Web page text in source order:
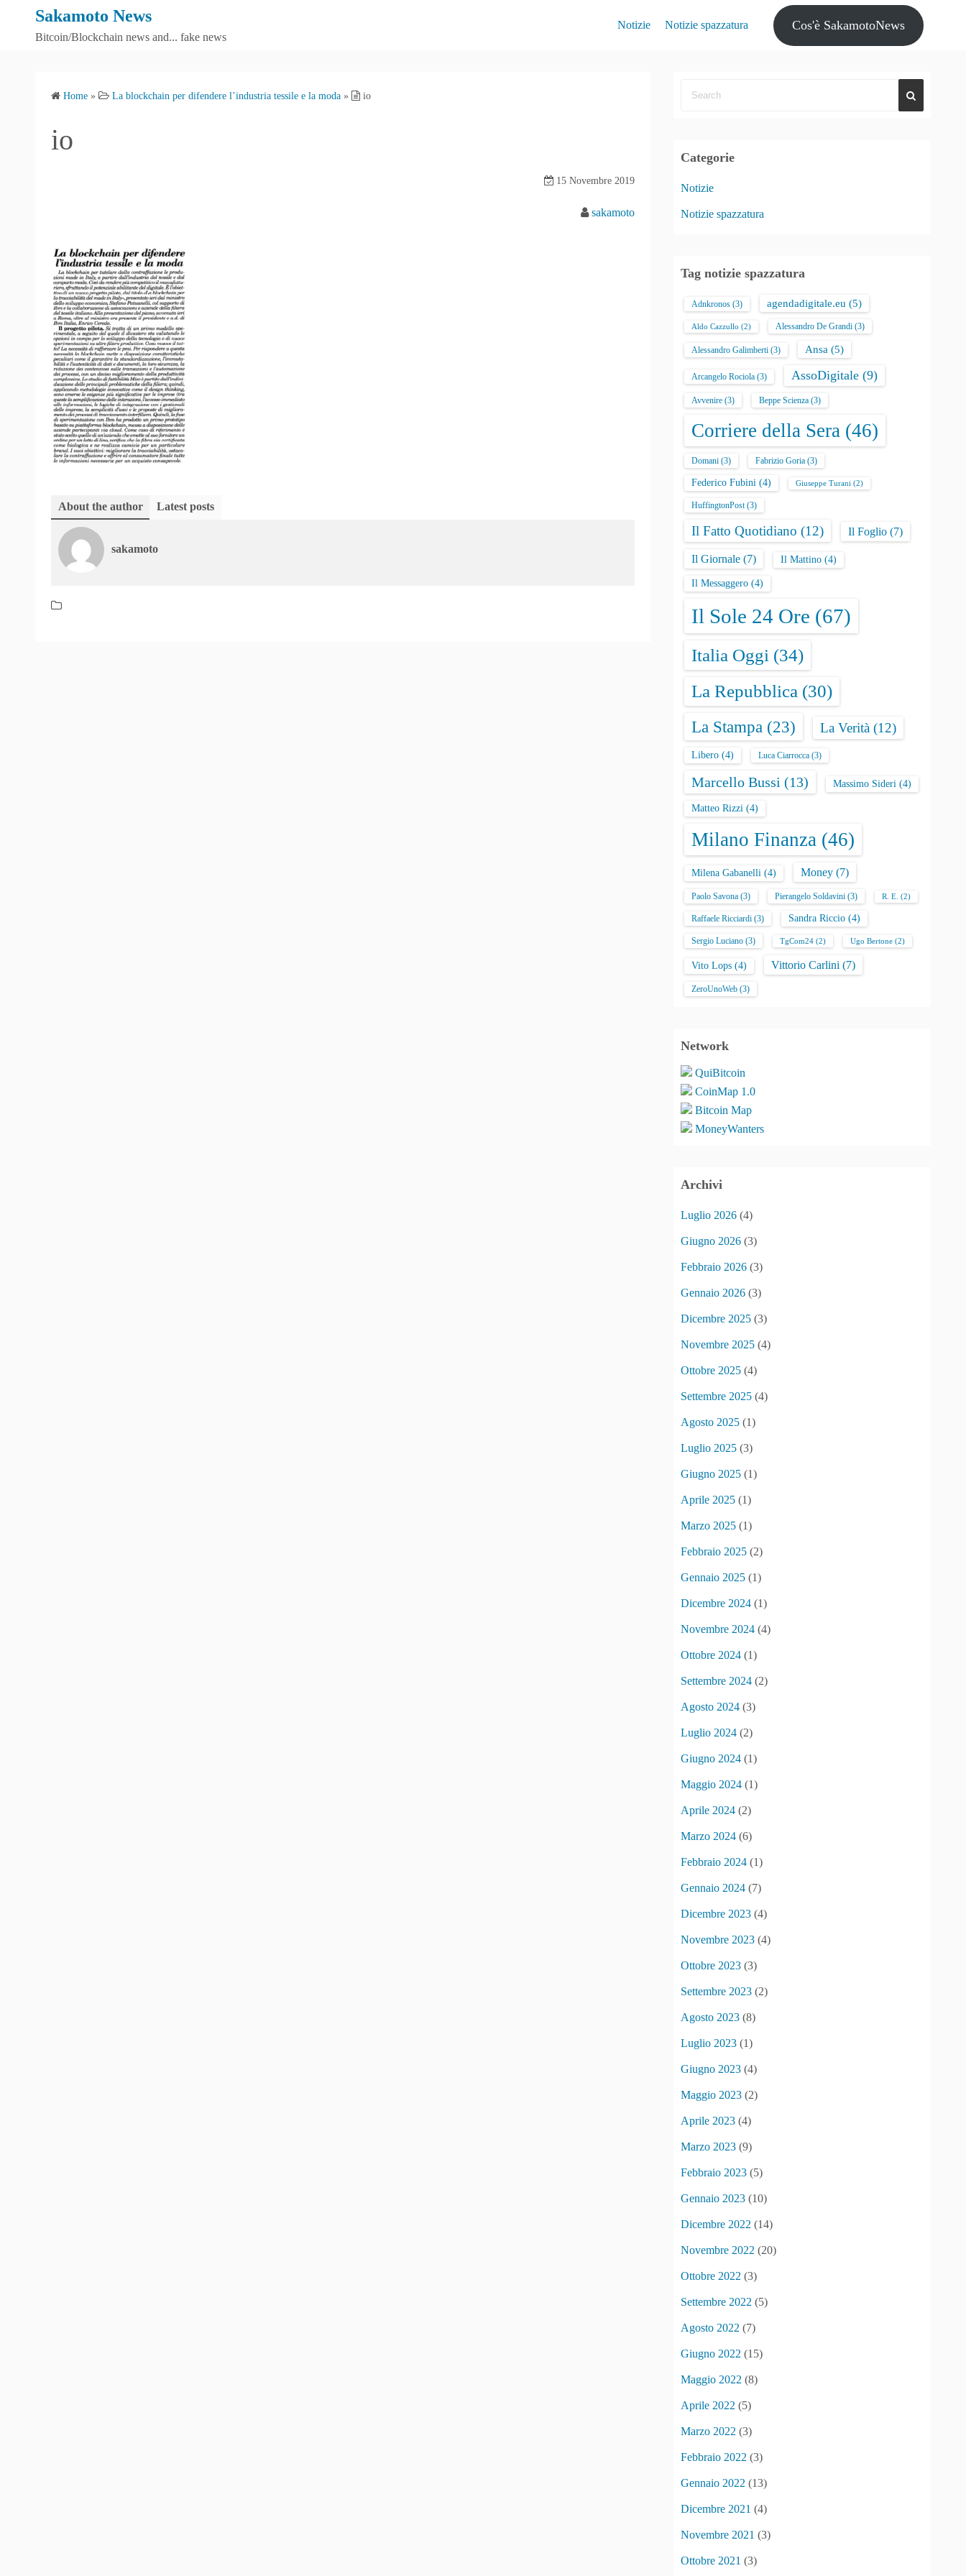
Sakamoto News
Bitcoin/Blockchain news and... fake news
Notizie Notizie spazzatura Cos'è SakamotoNews
Home » La blockchain per difendere l’industria tessile e la moda » io
io
15 Novembre 2019
sakamoto
About the author Latest posts
sakamoto
Categorie
Notizie
Notizie spazzatura
Tag notizie spazzatura
Adnkronos (3) agendadigitale.eu (5)
Aldo Cazzullo (2) Alessandro De Grandi (3)
Alessandro Galimberti (3) Ansa (5)
Arcangelo Rociola (3) AssoDigitale (9)
Avvenire (3) Beppe Scienza (3)
Corriere della Sera (46)
Domani (3) Fabrizio Goria (3)
Federico Fubini (4) Giuseppe Turani (2)
HuffingtonPost(3)
Il Fatto Quotidiano (12) Il Foglio (7)
Il Giornale (7) Il Mattino (4)
Il Messaggero (4)
Il Sole 24 Ore (67)
Italia Oggi (34)
La Repubblica (30)
La Stampa (23) La Verità (12)
Libero (4) Luca Ciarrocca (3)
Marcello Bussi (13) Massimo Sideri (4)
Matteo Rizzi (4)
Milano Finanza (46)
Milena Gabanelli (4) Money (7)
Paolo Savona (3) Pierangelo Soldavini (3) R. E. (2)
Raffaele Ricciardi (3) Sandra Riccio (4)
Sergio Luciano (3) TgCom24 (2) Ugo Bertone (2)
Vito Lops (4) Vittorio Carlini (7)
ZeroUnoWeb (3)
Network
QuiBitcoin
CoinMap 1.0
Bitcoin Map
MoneyWanters
Archivi
Luglio 2026 (4)
Giugno 2026 (3)
Febbraio 2026 (3)
Gennaio 2026 (3)
Dicembre 2025 (3)
Novembre 2025 (4)
Ottobre 2025 (4)
Settembre 2025 (4)
Agosto 2025 (1)
Luglio 2025 (3)
Giugno 2025 (1)
Aprile 2025 (1)
Marzo 2025 (1)
Febbraio 2025 (2)
Gennaio 2025 (1)
Dicembre 2024 (1)
Novembre 2024 (4)
Ottobre 2024 (1)
Settembre 2024 (2)
Agosto 2024 (3)
Luglio 2024 (2)
Giugno 2024 (1)
Maggio 2024 (1)
Aprile 2024 (2)
Marzo 2024 (6)
Febbraio 2024 (1)
Gennaio 2024 (7)
Dicembre 2023 (4)
Novembre 2023 (4)
Ottobre 2023 (3)
Settembre 2023 (2)
Agosto 2023 (8)
Luglio 2023 (1)
Giugno 2023 (4)
Maggio 2023 (2)
Aprile 2023 (4)
Marzo 2023 (9)
Febbraio 2023 (5)
Gennaio 2023 (10)
Dicembre 2022 (14)
Novembre 2022 (20)
Ottobre 2022 (3)
Settembre 2022 (5)
Agosto 2022 (7)
Giugno 2022 (15)
Maggio 2022 (8)
Aprile 2022 (5)
Marzo 2022 (3)
Febbraio 2022 (3)
Gennaio 2022 (13)
Dicembre 2021 (4)
Novembre 2021 (3)
Ottobre 2021 (3)